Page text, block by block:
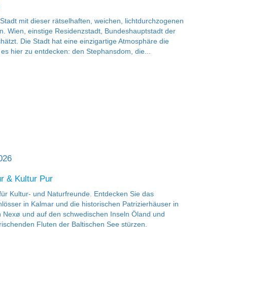
mit dieser rätselhaften, weichen, lichtdurchzogenen
Wien, einstige Residenzstadt, Bundeshauptstadt der
Die Stadt hat eine einzigartige Atmosphäre die
hier zu entdecken: den Stephansdom, die...
& Kultur Pur
Kultur- und Naturfreunde. Entdecken Sie das
in Kalmar und die historischen Patrizierhäuser in
und auf den schwedischen Inseln Öland und
Fluten der Baltischen See stürzen.